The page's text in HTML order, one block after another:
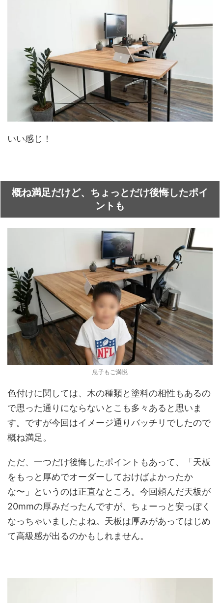
いい感じ！
概ね満足だけど、ちょっとだけ後悔したポイ
ントも
息子もご満悦
色付けに関しては、木の種類と塗料の相性もあるの
で思った通りにならないとこも多々あると思いま
す。ですが今回はイメージ通りバッチリでしたので
概ね満足。
ただ、一つだけ後悔したポイントもあって、「天板
をもっと厚めでオーダーしておけばよかったか
な〜」というのは正直なところ。今回頼んだ天板が
20mmの厚みだったんですが、ちょーっと安っぽく
なっちゃいましたよね。天板は厚みがあってはじめ
て高級感が出るのかもしれません。